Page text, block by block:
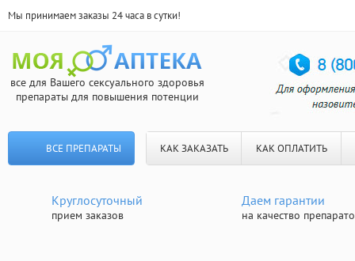
Мы принимаем заказы 24 часа в сутки!
все для Вашего сексуального здоровья
препараты для повышения потенции
ВСЕ ПРЕПАРАТЫ КАК ЗАКАЗАТЬ КАК ОПЛАТИТЬ
Круглосуточный
прием заказов
Даем гарантии
на качество